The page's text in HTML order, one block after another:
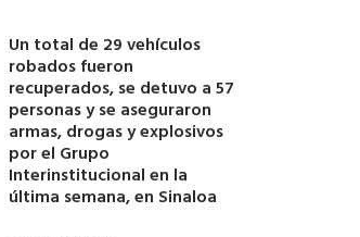
Un total de 29 vehículos
robados fueron
recuperados, se detuvo a 57
personas y se aseguraron
armas, drogas y explosivos
por el Grupo
Interinstitucional en la
última semana, en Sinaloa